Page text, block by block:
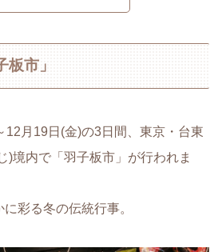
市」
12月19日(金)の3日間、東京・台東
)境内で「羽子板市」が行われま
彩る冬の伝統行事。